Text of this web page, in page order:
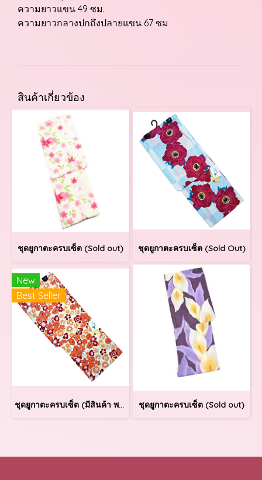
ความยาวแขน 49 ซม.
ความยาวกลางปกถึงปลายแขน 67 ซม
สินค้าเกี่ยวข้อง
ชุดยูกาตะครบเซ็ต (Sold out) ชุดยูกาตะครบเซ็ต (Sold Out)
New
Best Seller
ชุดยูกาตะครบเซ็ต (มีสินค้า พร้อมส่ง) ชุดยูกาตะครบเซ็ต (Sold out)